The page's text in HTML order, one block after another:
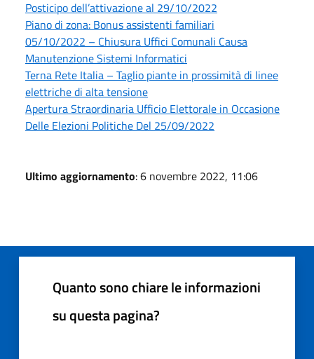
Posticipo dell’attivazione al 29/10/2022
Piano di zona: Bonus assistenti familiari
05/10/2022 – Chiusura Uffici Comunali Causa
Manutenzione Sistemi Informatici
Terna Rete Italia – Taglio piante in prossimità di linee
elettriche di alta tensione
Apertura Straordinaria Ufficio Elettorale in Occasione
Delle Elezioni Politiche Del 25/09/2022
Ultimo aggiornamento: 6 novembre 2022, 11:06
Quanto sono chiare le informazioni
su questa pagina?